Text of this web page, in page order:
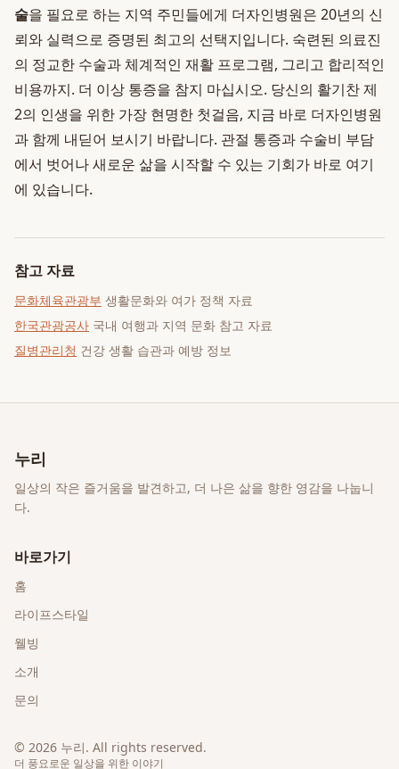
술을 필요로 하는 지역 주민들에게 더자인병원은 20년의 신
뢰와 실력으로 증명된 최고의 선택지입니다. 숙련된 의료진
의 정교한 수술과 체계적인 재활 프로그램, 그리고 합리적인
비용까지. 더 이상 통증을 참지 마십시오. 당신의 활기찬 제
2의 인생을 위한 가장 현명한 첫걸음, 지금 바로 더자인병원
과 함께 내딛어 보시기 바랍니다. 관절 통증과 수술비 부담
에서 벗어나 새로운 삶을 시작할 수 있는 기회가 바로 여기
에 있습니다.
참고 자료
문화체육관광부 생활문화와 여가 정책 자료
한국관광공사 국내 여행과 지역 문화 참고 자료
질병관리청 건강 생활 습관과 예방 정보
누리
일상의 작은 즐거움을 발견하고, 더 나은 삶을 향한 영감을 나눕니
다.
바로가기
홈
라이프스타일
웰빙
소개
문의
© 2026 누리. All rights reserved.
더 풍요로운 일상을 위한 이야기